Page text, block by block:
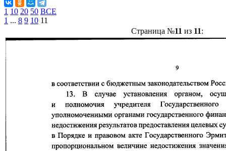
1 10 20 50 ВСЕ
1 ... 8 9 10 11
Страница №11 из 11: